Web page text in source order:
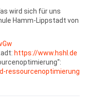
wird sich für uns
Hamm-Lippstadt von
https://www.hshl.de
ressourcenoptimierung